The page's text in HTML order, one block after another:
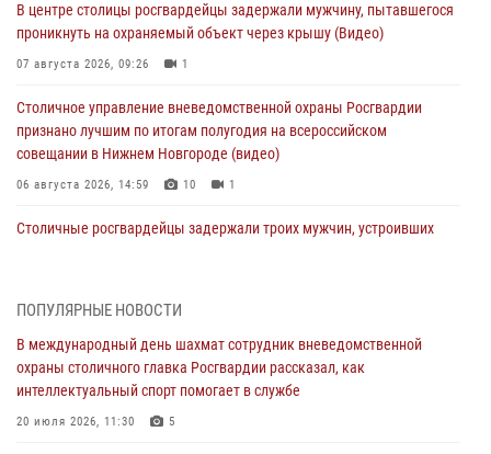
В центре столицы росгвардейцы задержали мужчину, пытавшегося
проникнуть на охраняемый объект через крышу (Видео)
07 августа 2026, 09:26 1
Столичное управление вневедомственной охраны Росгвардии
признано лучшим по итогам полугодия на всероссийском
совещании в Нижнем Новгороде (видео)
06 августа 2026, 14:59 10 1
Столичные росгвардейцы задержали троих мужчин, устроивших
матче в Москве обеспечила Росгвардия (видео)
06 августа 2026, 08:30
Столичные росгвардейцы задержали мужчину, устроившего дебош
ПОПУЛЯРНЫЕ НОВОСТИ
В международный день шахмат сотрудник вневедомственной
охраны столичного главка Росгвардии рассказал, как
интеллектуальный спорт помогает в службе
20 июля 2026, 11:30 5